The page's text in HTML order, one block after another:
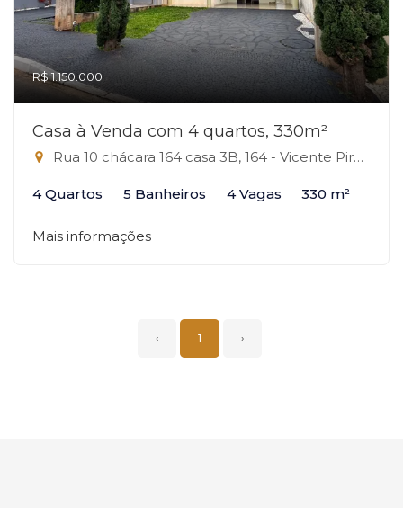
R$ 1.150.000
Casa à Venda com 4 quartos, 330m²
Rua 10 chácara 164 casa 3B, 164 - Vicente Pires, Vicente Pires-DF
4 Quartos 5 Banheiros 4 Vagas 330 m²
Mais informações
‹ 1 ›